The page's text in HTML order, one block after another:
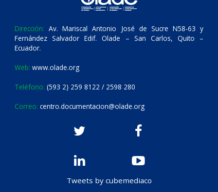
Dirección: Av. Mariscal Antonio José de Sucre N58-63 y
Fernández Salvador Edif. Olade – San Carlos, Quito –
Ecuador.
Web: www.olade.org
Teléfono: (593 2) 259 8122 / 2598 280
Correo: centro.documentacion@olade.org
Tweets by cubemediaco